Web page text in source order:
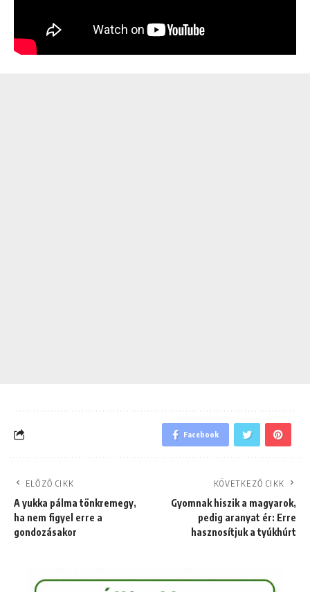
Facebook
ELŐZŐ CIKK
A yukka pálma tönkremegy,
ha nem figyel erre a
gondozásakor
KÖVETKEZŐ CIKK
Gyomnak hiszik a magyarok,
pedig aranyat ér: Erre
hasznosítjuk a tyúkhúrt